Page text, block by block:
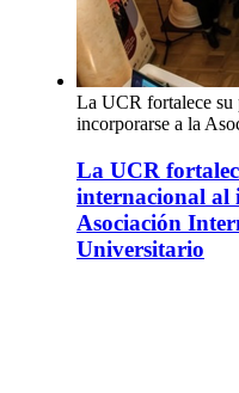
La UCR fortalece su
incorporarse a la
La UCR
internacional al
Asociación
Universitario